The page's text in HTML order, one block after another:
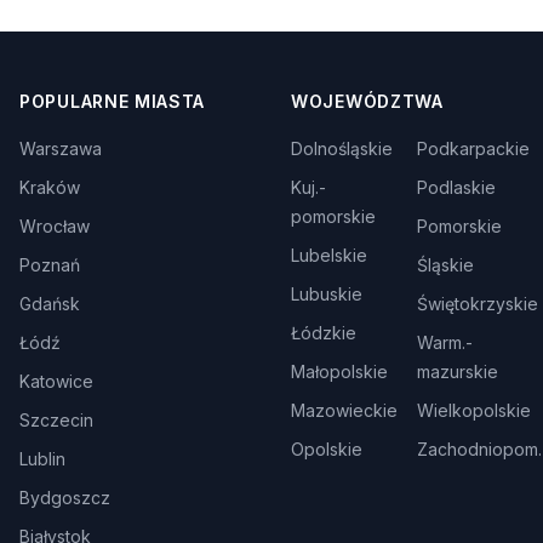
POPULARNE MIASTA
Warszawa
Kraków
Wrocław
Poznań
Gdańsk
Łódź
Katowice
Szczecin
Lublin
Bydgoszcz
Białystok
WOJEWÓDZTWA
Dolnośląskie
Kuj.-
pomorskie
Lubelskie
Lubuskie
Łódzkie
Małopolskie
Mazowieckie
Opolskie
Podkarpackie
Podlaskie
Pomorskie
Śląskie
Świętokrzyskie
Warm.-
mazurskie
Wielkopolskie
Zachodniopom.